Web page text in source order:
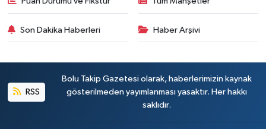
Son Dakika Haberleri Haber Arşivi
RSS
Bolu Takip Gazetesi olarak, haberlerimizin kaynak
gösterilmeden yayımlanması yasaktır. Her hakkı
saklıdır.